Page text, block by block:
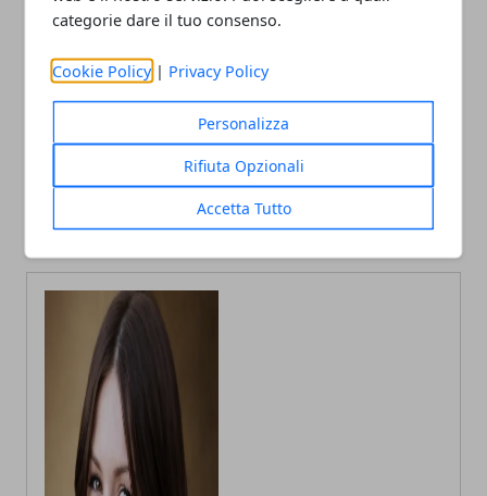
categorie dare il tuo consenso.
Cookie Policy | Privacy Policy
Personalizza
Rifiuta Opzionali
Accetta Tutto
Facebook
TwitterWhatsapp
Articolo Precedente
Fuorisalone 2026: guida ai
quartieri e agli eventi
Articolo Successivo
Violenza sessuale durante
le consegne, rider